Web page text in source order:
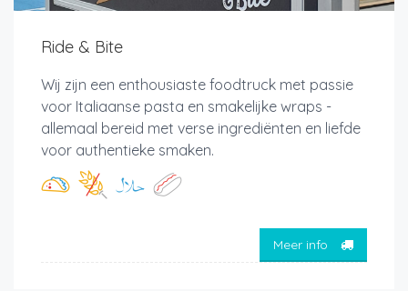
Ride & Bite
Wij zijn een enthousiaste foodtruck met passie
voor Italiaanse pasta en smakelijke wraps -
allemaal bereid met verse ingrediënten en liefde
voor authentieke smaken.
Meer info